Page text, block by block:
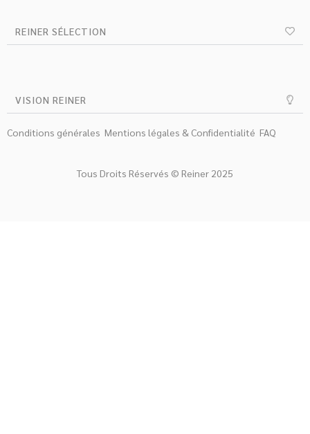
REINER SÉLECTION
VISION REINER
Conditions générales Mentions légales & Confidentialité FAQ
Tous Droits Réservés © Reiner 2025